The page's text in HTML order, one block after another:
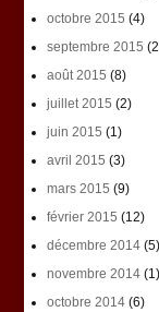
octobre 2015 (4)
septembre 2015
août 2015 (8)
juillet 2015 (2)
juin 2015 (1)
avril 2015 (3)
mars 2015 (9)
février 2015 (12)
décembre 2014(5)
novembre 2014(1)
octobre 2014(6)